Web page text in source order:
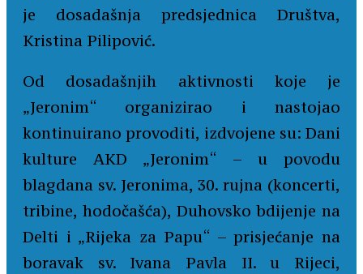
je dosadašnja predsjednica Društva,
Kristina Pilipović.
Od dosadašnjih aktivnosti koje je
„Jeronim“ organizirao i nastojao
kontinuirano provoditi, izdvojene su: Dani
kulture AKD „Jeronim“ – u povodu
blagdana sv. Jeronima, 30. rujna (koncerti,
tribine, hodočašća), Duhovsko bdijenje na
Delti i „Rijeka za Papu“ – prisjećanje na
boravak sv. Ivana Pavla II. u Rijeci,